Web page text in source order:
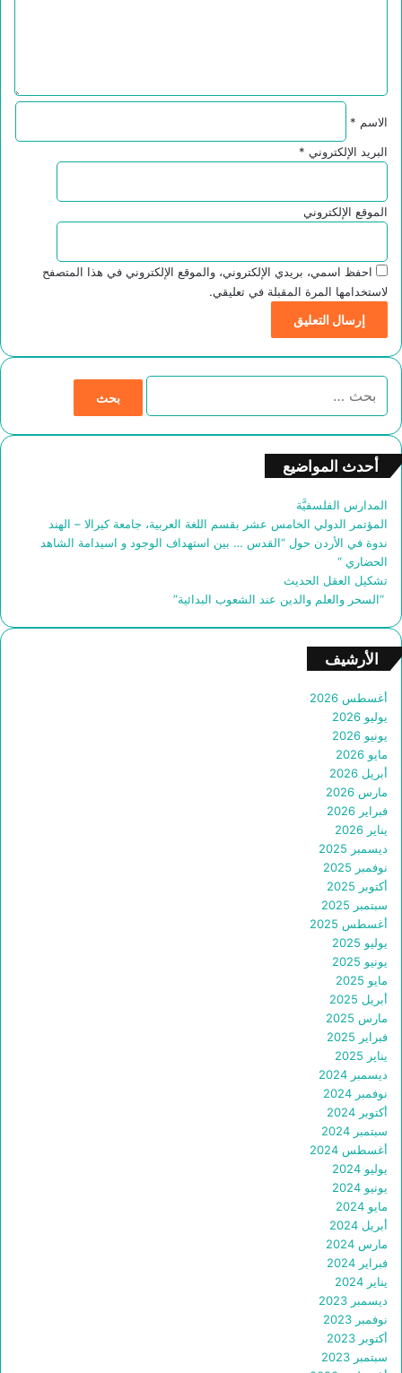
الاسم *
البريد الإلكتروني *
الموقع الإلكتروني
احفظ اسمي، بريدي الإلكتروني، والموقع الإلكتروني في هذا المتصفح
لاستخدامها المرة المقبلة في تعليقي.
ا
ث
ع
ن
:
أحدث المواضيع
المدارس الفلسفيَّة
المؤتمر الدولي الخامس عشر بقسم اللغة العربية، جامعة كيرالا – الهند
ندوة في الأردن حول “القدس … بين استهداف الوجود و اسيدامة الشاهد
الحضاري “
تشكيل العقل الحديث
“السحر والعلم والدين عند الشعوب البدائية”
الأرشيف
أغسطس 2026
يوليو 2026
يونيو 2026
مايو 2026
أبريل 2026
مارس 2026
فبراير 2026
يناير 2026
ديسمبر 2025
نوفمبر 2025
أكتوبر 2025
سبتمبر 2025
أغسطس 2025
يوليو 2025
يونيو 2025
مايو 2025
أبريل 2025
مارس 2025
فبراير 2025
يناير 2025
ديسمبر 2024
نوفمبر 2024
أكتوبر 2024
سبتمبر 2024
أغسطس 2024
يوليو 2024
يونيو 2024
مايو 2024
أبريل 2024
مارس 2024
فبراير 2024
يناير 2024
ديسمبر 2023
نوفمبر 2023
أكتوبر 2023
سبتمبر 2023